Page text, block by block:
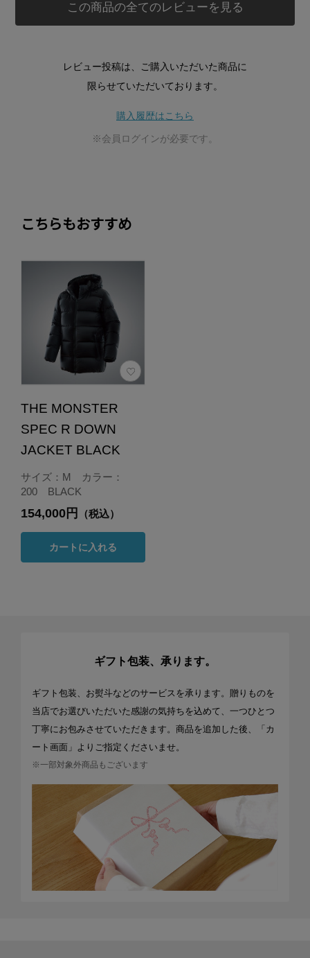
この商品の全てのレビューを見る
レビュー投稿は、ご購入いただいた商品に
限らせていただいております。
購入履歴はこちら
※会員ログインが必要です。
こちらもおすすめ
THE MONSTER
SPEC R DOWN
JACKET BLACK
サイズ：M カラー：
200 BLACK
154,000円 （税込）
カートに入れる
ギフト包装、承ります。
ギフト包装、お熨斗などのサービスを承ります。贈りものを
当店でお選びいただいた感謝の気持ちを込めて、一つひとつ
丁寧にお包みさせていただきます。商品を追加した後、「カ
ート画面」よりご指定くださいませ。
※一部対象外商品もございます